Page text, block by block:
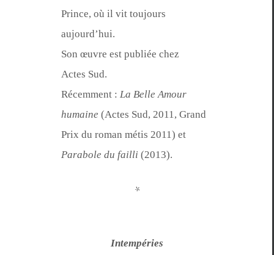
Prince, où il vit tou­jours
aujourd’hui.
Son œuvre est pub­liée chez
Actes Sud.
Récem­ment : La Belle Amour
humaine (Actes Sud, 2011, Grand
Prix du roman métis 2011) et
Parabole du fail­li (2013).
*
Intem­péries